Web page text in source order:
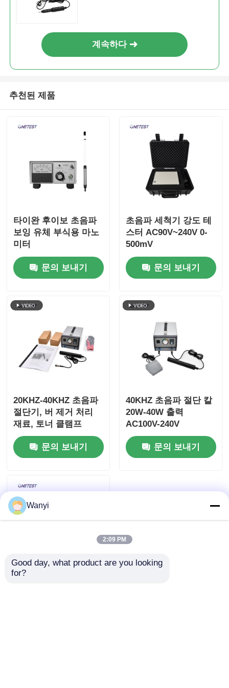
개인용피폭선량측정기
X- 선 센서
핵 방사선 감시 시스템
대기 음이온 측정기
PM2.5 감지기
야외 공기 질 모니터링 시스템
오존 탐지기
타이완 후이보 초음파 악기 시리즈
적외선 방출량 감지기
계속하다
추천된 제품
타이완 후이보 초음파
보잉 유체 부식용 마노
미터
문의 보내기
초음파 세척기 강도 테
스터 AC90V~240V 0-
500mV
문의 보내기
20KHZ-40KHZ 초음파
절단기, 버 제거 처리
재료, 토너 클램프
문의 보내기
40KHZ 초음파 절단 칼
20W-40W 출력
AC100V-240V
문의 보내기
Wanyi
2:09 PM
Good day, what product are you looking
for?